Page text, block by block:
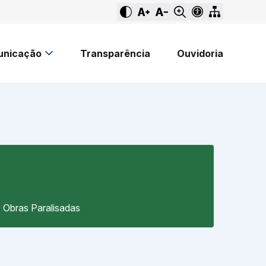
Transparência Ouvidoria
Obras Paralisadas